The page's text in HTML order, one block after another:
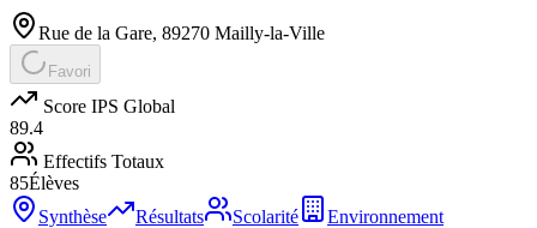
Rue de la Gare, 89270 Mailly-la-Ville
Favori
Score IPS Global
89.4
Effectifs Totaux
85Élèves
Synthèse
Résultats Scolarité Environnement